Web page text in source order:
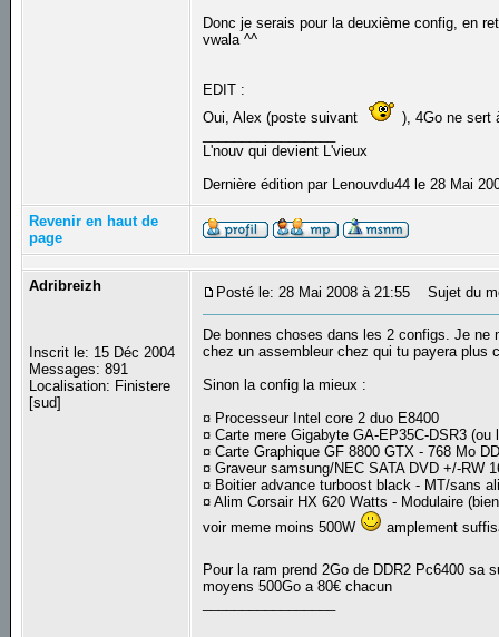
Donc je serais pour la deuxième config, en
vwala ^^
EDIT :
Oui, Alex (poste suivant
), 4Go ne sert
L'nouv qui devient L'vieux
Dernière édition par Lenouvdu44 le 28 Mai
Revenir en haut de
page
Adribreizh
Inscrit le: 15 Déc 2004
Messages: 891
Localisation: Finistere
[sud]
Posté le: 28 Mai 2008 à 21:55 Sujet du
De bonnes choses dans les 2 configs. Je
chez un assembleur chez qui tu payera plus
Sinon la config la mieux :
¤ Processeur Intel core 2 duo E8400
¤ Carte mere Gigabyte GA-EP35C-DSR3 (ou
¤ Carte Graphique GF 8800 GTX - 768 Mo
¤ Graveur samsung/NEC SATA DVD +/-RW
¤ Boitier advance turboost black - MT/sans
¤ Alim Corsair HX 620 Watts - Modulaire
voir meme moins 500W
amplement
Pour la ram prend 2Go de DDR2 Pc6400 sa
moyens 500Go a 80€ chacun